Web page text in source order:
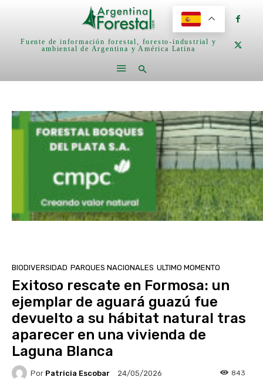
Fuente de información forestal, foresto-industrial y
ambiental de Argentina y América Latina
BIODIVERSIDAD PARQUES NACIONALES ULTIMO MOMENTO
Exitoso rescate en Formosa: un
ejemplar de aguará guazú fue
devuelto a su hábitat natural tras
aparecer en una vivienda de
Laguna Blanca
Por Patricia Escobar 24/05/2026 843